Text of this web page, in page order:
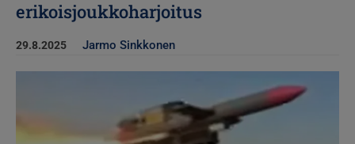
erikoisjoukkoharjoitus
29.8.2025 Jarmo Sinkkonen